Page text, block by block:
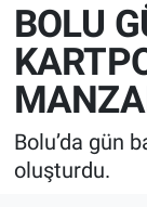
BOLU
Bolu’da gün
oluşturdu.